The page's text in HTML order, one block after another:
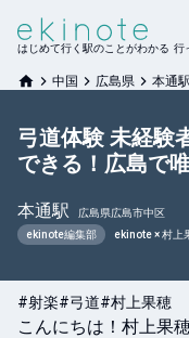
はじめて行く駅のことがわかる 行
中国 広島県 本通駅
弓道体験 未経験
できる！広島で
本通駅
広島県広島市中区
ekinote編集部
ekinote × 村上
#射楽#弓道#村上果穂
こんにちは！村上果穂